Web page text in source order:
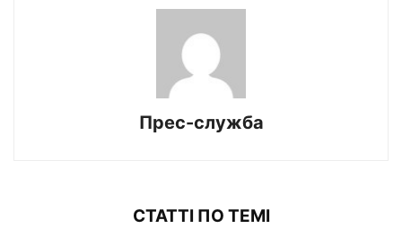
Прес-служба
СТАТТІ ПО ТЕМІ